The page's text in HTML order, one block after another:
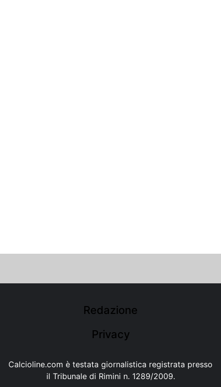
Redazione
Privacy
Calcioline.com è testata giornalistica registrata presso
il Tribunale di Rimini n. 1289/2009.